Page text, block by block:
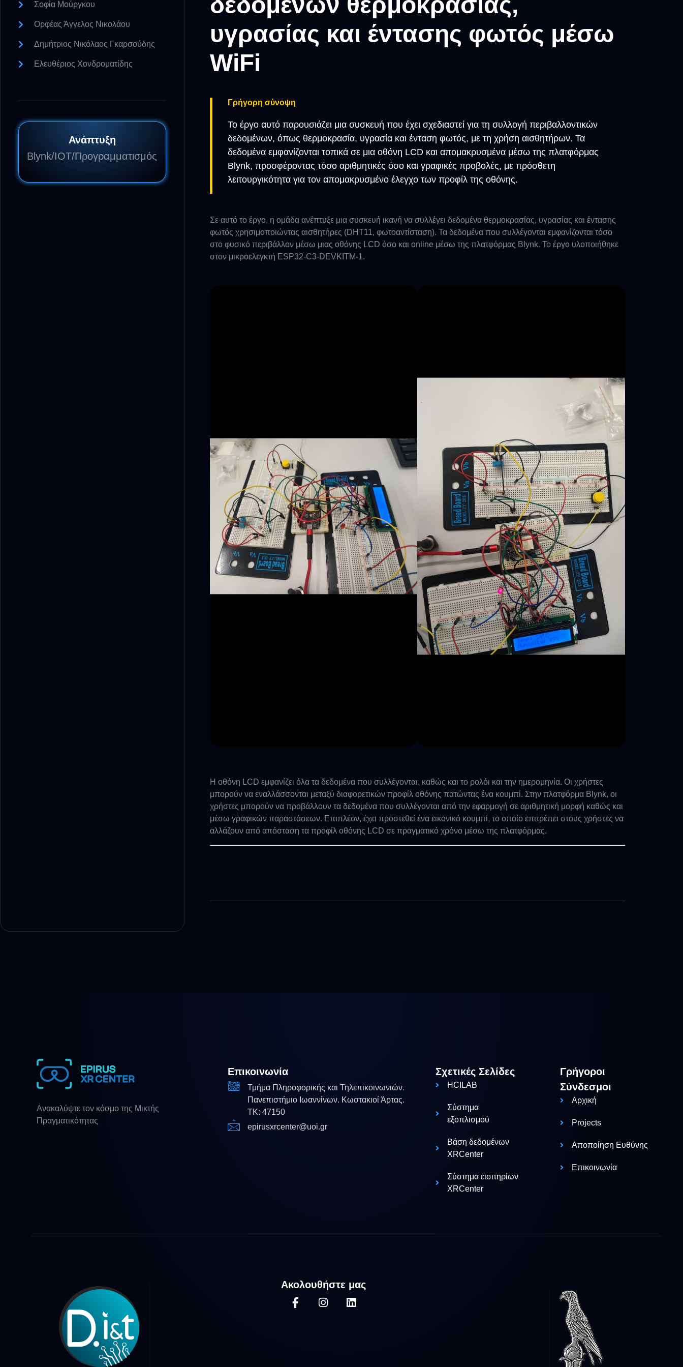
Σοφία Μούργκου
Ορφέας Άγγελος Νικολάου
Δημήτριος Νικόλαος Γκαρσούδης
Ελευθέριος Χονδροματίδης
Ανάπτυξη
Blynk/IOT/Προγραμματισμός
υγρασίας και έντασης φωτός μέσω
WiFi
Γρήγορη σύνοψη
Το έργο αυτό παρουσιάζει μια συσκευή που έχει σχεδιαστεί για τη συλλογή περιβαλλοντικών
δεδομένων, όπως θερμοκρασία, υγρασία και ένταση φωτός, με τη χρήση αισθητήρων. Τα
δεδομένα εμφανίζονται τοπικά σε μια οθόνη LCD και απομακρυσμένα μέσω της πλατφόρμας
Blynk, προσφέροντας τόσο αριθμητικές όσο και γραφικές προβολές, με πρόσθετη
λειτουργικότητα για τον απομακρυσμένο έλεγχο των προφίλ της οθόνης.
Σε αυτό το έργο, η ομάδα ανέπτυξε μια συσκευή ικανή να συλλέγει δεδομένα θερμοκρασίας, υγρασίας και έντασης
φωτός χρησιμοποιώντας αισθητήρες (DHT11, φωτοαντίσταση). Τα δεδομένα που συλλέγονται εμφανίζονται τόσο
στο φυσικό περιβάλλον μέσω μιας οθόνης LCD όσο και online μέσω της πλατφόρμας Blynk. Το έργο υλοποιήθηκε
στον μικροελεγκτή ESP32-C3-DEVKITM-1.
Η οθόνη LCD εμφανίζει όλα τα δεδομένα που συλλέγονται, καθώς και το ρολόι και την ημερομηνία. Οι χρήστες
μπορούν να εναλλάσσονται μεταξύ διαφορετικών προφίλ οθόνης πατώντας ένα κουμπί. Στην πλατφόρμα Blynk, οι
χρήστες μπορούν να προβάλλουν τα δεδομένα που συλλέγονται από την εφαρμογή σε αριθμητική μορφή καθώς και
μέσω γραφικών παραστάσεων. Επιπλέον, έχει προστεθεί ένα εικονικό κουμπί, το οποίο επιτρέπει στους χρήστες να
αλλάζουν από απόσταση τα προφίλ οθόνης LCD σε πραγματικό χρόνο μέσω της πλατφόρμας.
Ανακαλύψτε τον κόσμο της Μικτής
Πραγματικότητας
Επικοινωνία
Τμήμα Πληροφορικής και Τηλεπικοινωνιών.
Πανεπιστήμιο Ιωαννίνων. Κωστακιοί Άρτας.
ΤΚ: 47150
epirusxrcenter@uoi.gr
Σχετικές Σελίδες
HCILAB
Σύστημα
εξοπλισμού
Βάση δεδομένων
XRCenter
Σύστημα εισιτηρίων
XRCenter
Γρήγοροι
Σύνδεσμοι
Αρχική
Projects
Αποποίηση Ευθύνης
Επικοινωνία
Ακολουθήστε μας